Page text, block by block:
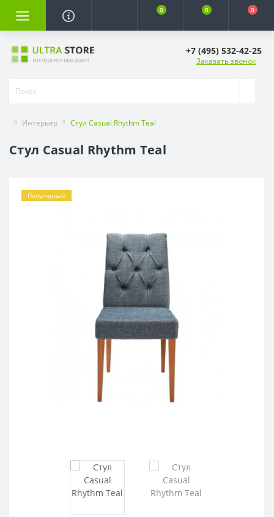
0 0 0
+7 (495) 532-42-25
Заказать звонок
Интерьер Стул Casual Rhythm Teal
Стул Casual Rhythm Teal
Популярный